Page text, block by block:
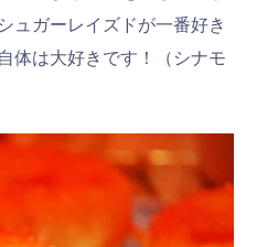
ュガーレイズドが一番好き
体は大好きです！（シナモ